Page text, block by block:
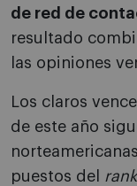
de red de
resultado
las opiniones
Los claros
de este año
puestos del